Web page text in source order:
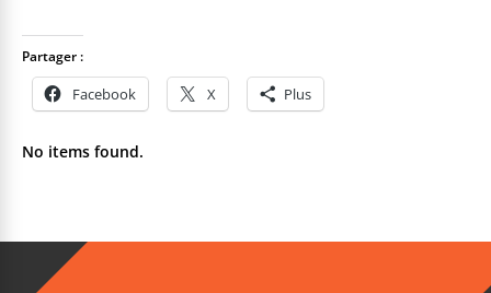
Partager :
Facebook X Plus
No items found.